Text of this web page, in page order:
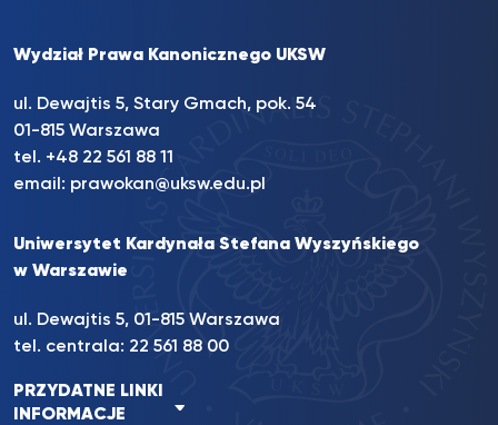
Wydział Prawa Kanonicznego UKSW
ul. Dewajtis 5, Stary Gmach, pok. 54
01-815 Warszawa
tel. +48 22 561 88 11
email: prawokan@uksw.edu.pl
Uniwersytet Kardynała Stefana Wyszyńskiego
w Warszawie
ul. Dewajtis 5, 01-815 Warszawa
tel. centrala: 22 561 88 00
PRZYDATNE LINKI
INFORMACJE